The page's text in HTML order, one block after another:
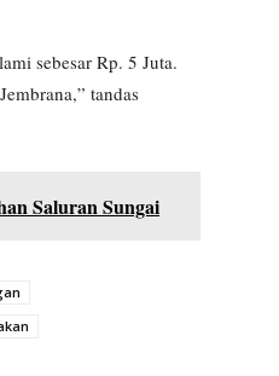
sebesar Rp. 5 Juta.
tandas
Saluran Sungai